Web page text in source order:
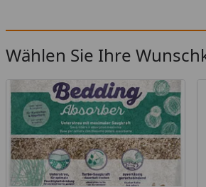
Wählen Sie Ihre